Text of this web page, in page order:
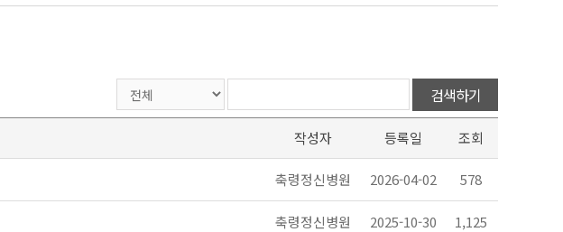
검색하기
작성자 등록일 조회
축령정신병원 2026-04-02 578
축령정신병원 2025-10-30 1,125